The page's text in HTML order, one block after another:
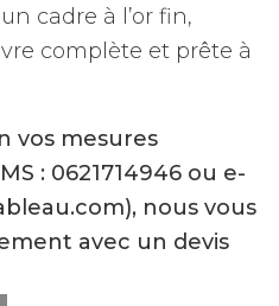
cadre à l’or fin,
complète et prête à
vos mesures
: 0621714946 ou e-
nous vous
avec un devis